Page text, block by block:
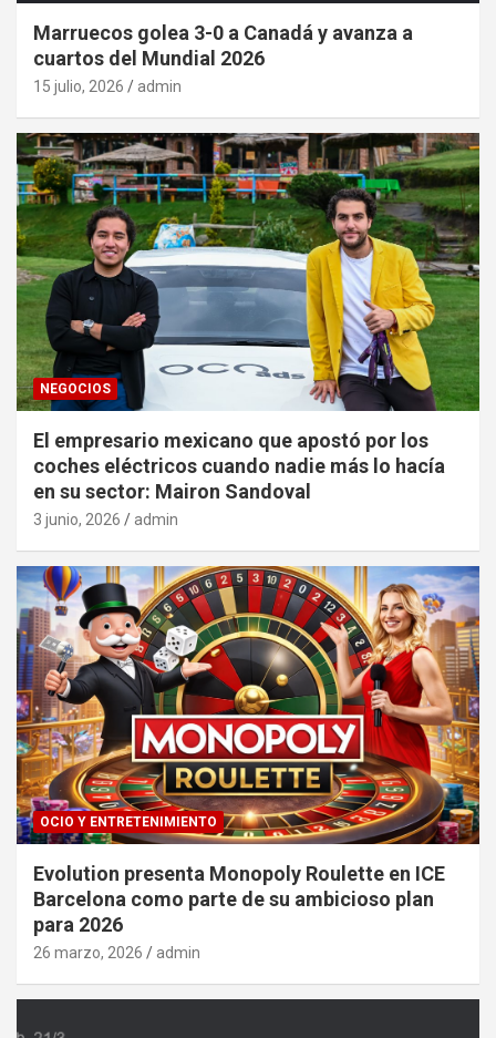
Marruecos golea 3-0 a Canadá y avanza a
cuartos del Mundial 2026
15 julio, 2026 admin
NEGOCIOS
El empresario mexicano que apostó por los
coches eléctricos cuando nadie más lo hacía
en su sector: Mairon Sandoval
3 junio, 2026 admin
OCIO Y ENTRETENIMIENTO
Evolution presenta Monopoly Roulette en ICE
Barcelona como parte de su ambicioso plan
para 2026
26 marzo, 2026 admin